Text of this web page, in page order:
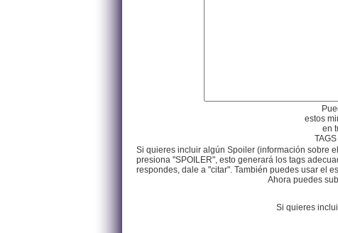
estos
en
Si quieres incluir algún Spoiler (información sobre
presiona "SPOILER", esto generará los tags
respondes, dale a "citar". También puedes usar el
Ahora puedes
Si quieres